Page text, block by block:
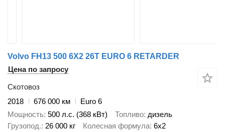
Volvo FH13 500 6X2 26T EURO 6 RETARDER
Цена по запросу
Скотовоз
2018
676 000 км
Euro 6
Мощность 500 л.с. (368 кВт) Топливо дизель
Грузопод. 26 000 кг Колесная формула 6x2